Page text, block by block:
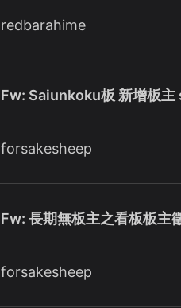
redbarahime
Fw: Saiunkoku板 新增板
forsakesheep
Fw: 長期無板主之看板板主
forsakesheep